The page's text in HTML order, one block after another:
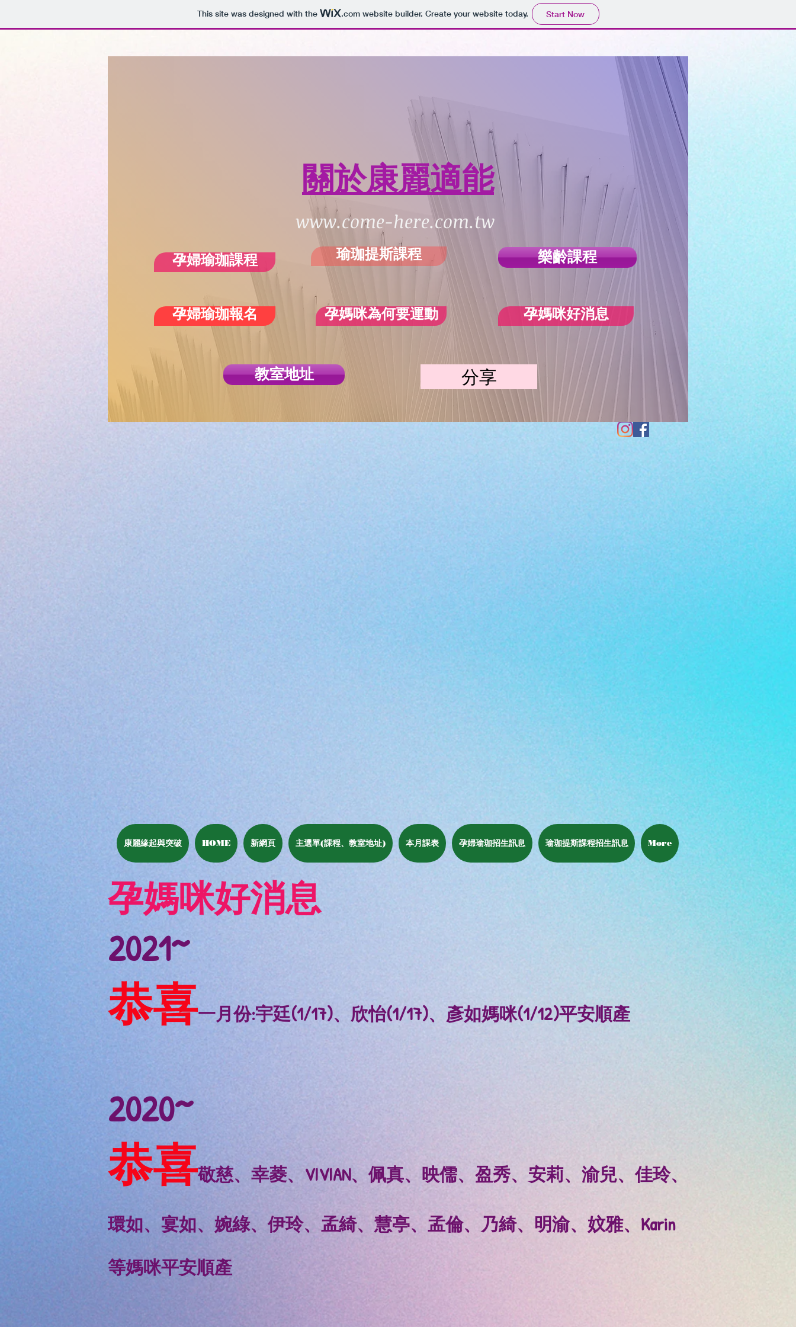
This site was designed with the .comwebsite builder. Create your website today. Start Now
​關於康麗適能
www.come-here.com.tw
孕婦瑜珈課程 瑜珈提斯課程 樂齡課程
孕婦瑜珈報名 孕媽咪為何要運動 孕媽咪好消息
教室地址 分享
康麗緣起與突破 HOME 新網頁 主選單(課程、教室地址) 本月課表 孕婦瑜珈招生訊息 瑜珈提斯課程招生訊息 More
​孕媽咪好消息
2021~
恭喜一月份:宇廷(1/17)、欣怡(1/17)、彥如媽咪(1/12)平安順產
2020~
恭喜敬慈、幸菱、VIVIAN、佩真、映儒、盈秀、安莉、渝兒、佳玲、
環如、宴如、婉綠、伊玲、孟綺、慧亭、孟倫、乃綺、明渝、妏雅、Karin
等媽咪平安順產